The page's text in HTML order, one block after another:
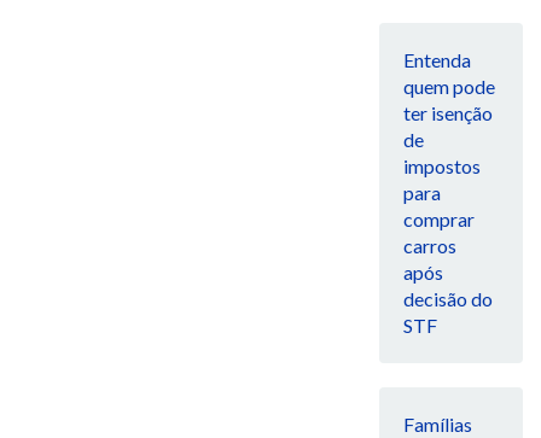
Entenda
quem pode
ter isenção
de
impostos
para
comprar
carros
após
decisão do
STF
Famílias